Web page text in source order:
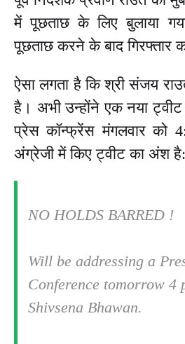
में पूछताछ के लिए बुलाया
पूछताछ करने के बाद गिरफ्तार
ऐसा लगता है कि श्री संजय
है। अभी उन्होंने एक नया
प्रेस कॉन्फ्रेंस मंगलवार को
अंग्रेजी में किए ट्वीट का अंश है:
NO HOLDS BARRED !
Will be addressing a
Conference tomorrow 4
Shivsena Bhawan.